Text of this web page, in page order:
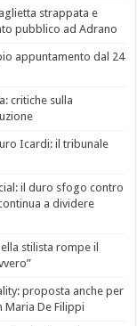
strappata e
pubblico ad Adrano
appuntamento dal 24
critiche sulla
Icardi: il tribunale
il duro sfogo contro
a dividere
stilista rompe il
proposta anche per
De Filippi